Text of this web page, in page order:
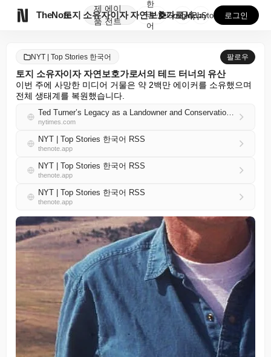
TheNote
제
품
에이
전트
토지 소유자이자 자연보호가로서의 테드 터너의 유산
한
국
어
GooglePlay
AppStore 로그인
NYT | Top Stories 한국어 팔로우
토지 소유자이자 자연보호가로서의 테드 터너의 유산
이번 주에 사망한 미디어 거물은 약 2백만 에이커를 소유했으며
전체 생태계를 복원했습니다.
Ted Turner’s Legacy as a Landowner and Conservationist
nytimes.com
NYT | Top Stories 한국어 RSS
thenote.app
NYT | Top Stories 한국어 RSS
thenote.app
NYT | Top Stories 한국어 RSS
thenote.app